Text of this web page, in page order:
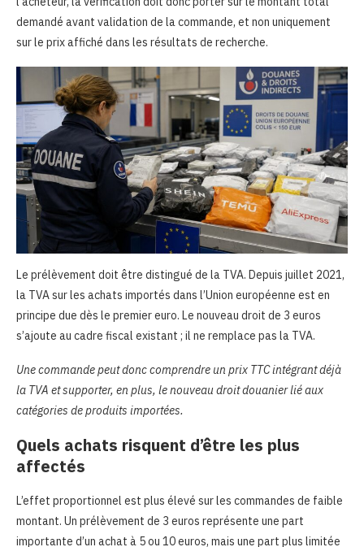
demandé avant validation de la commande, et non uniquement
sur le prix affiché dans les résultats de recherche.
Le prélèvement doit être distingué de la TVA. Depuis juillet 2021,
la TVA sur les achats importés dans l’Union européenne est en
principe due dès le premier euro. Le nouveau droit de 3 euros
s’ajoute au cadre fiscal existant ; il ne remplace pas la TVA.
Une commande peut donc comprendre un prix TTC intégrant déjà
la TVA et supporter, en plus, le nouveau droit douanier lié aux
catégories de produits importées.
Quels achats risquent d’être les plus
affectés
L’effet proportionnel est plus élevé sur les commandes de faible
montant. Un prélèvement de 3 euros représente une part
importante d’un achat à 5 ou 10 euros, mais une part plus limitée